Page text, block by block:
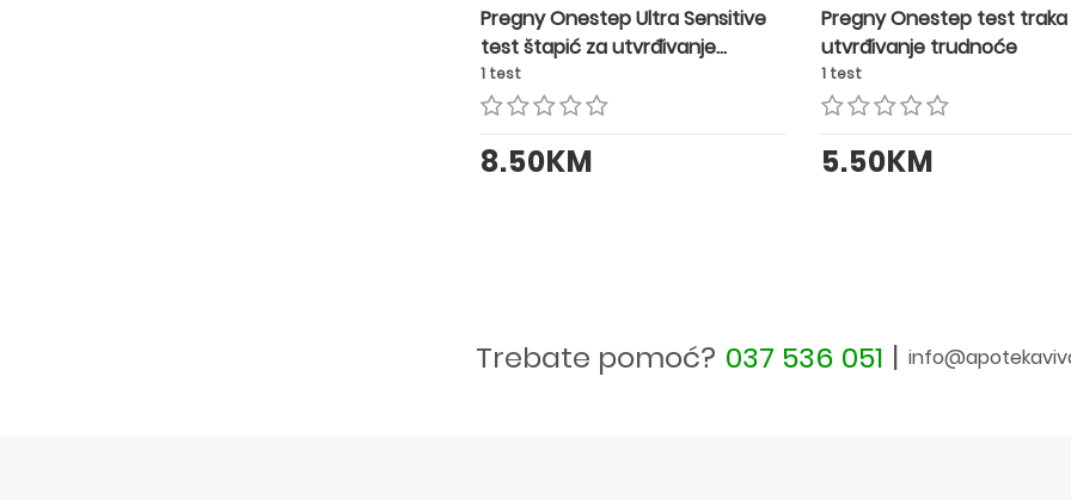
Pregny Onestep Ultra Sensitive
test štapić za utvrđivanje
trudnoće
1 test
8.50KM
Pregny Onestep test traka
utvrđivanje trudnoće
1 test
5.50KM
Trebate pomoć? 037 536 051 |